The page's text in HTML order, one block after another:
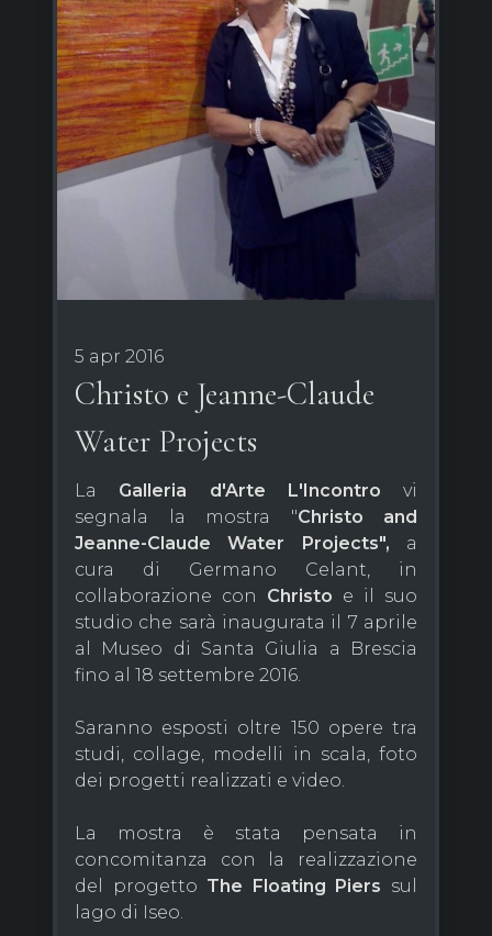
5 apr 2016
Christo e Jeanne-Claude
Water Projects
La Galleria d'Arte L'Incontro vi
segnala la mostra "Christo and
Jeanne-Claude Water Projects", a
cura di Germano Celant, in
collaborazione con Christo e il suo
studio che sarà inaugurata il 7 aprile
al Museo di Santa Giulia a Brescia
fino al 18 settembre 2016.
Saranno esposti oltre 150 opere tra
studi, collage, modelli in scala, foto
dei progetti realizzati e video.
La mostra è stata pensata in
concomitanza con la realizzazione
del progetto The Floating Piers sul
lago di Iseo.